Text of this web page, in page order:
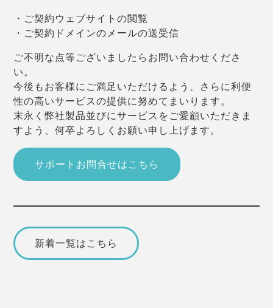
・ご契約ウェブサイトの閲覧
・ご契約ドメインのメールの送受信
ご不明な点等ございましたらお問い合わせくださ
い。
今後もお客様にご満足いただけるよう、さらに利便
性の高いサービスの提供に努めてまいります。
末永く弊社製品並びにサービスをご愛顧いただきま
すよう、何卒よろしくお願い申し上げます。
サポートお問合せはこちら
新着一覧はこちら